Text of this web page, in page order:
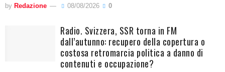
by Redazione 08/08/2026 0
Radio. Svizzera, SSR torna in FM
dall’autunno: recupero della copertura o
costosa retromarcia politica a danno di
contenuti e occupazione?